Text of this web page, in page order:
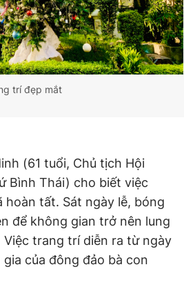
trí đẹp mắt
(61 tuổi, Chủ tịch Hội
Bình Thái) cho biết việc
tất. Sát ngày lễ, bóng
để không gian trở nên lung
Việc trang trí diễn ra từ ngày
gia của đông đảo bà con